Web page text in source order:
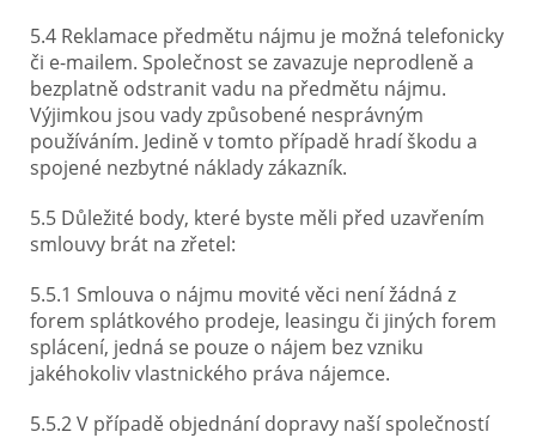
5.4 Reklamace předmětu nájmu je možná telefonicky
či e-mailem. Společnost se zavazuje neprodleně a
bezplatně odstranit vadu na předmětu nájmu.
Výjimkou jsou vady způsobené nesprávným
používáním. Jedině v tomto případě hradí škodu a
spojené nezbytné náklady zákazník.
5.5 Důležité body, které byste měli před uzavřením
smlouvy brát na zřetel:
5.5.1 Smlouva o nájmu movité věci není žádná z
forem splátkového prodeje, leasingu či jiných forem
splácení, jedná se pouze o nájem bez vzniku
jakéhokoliv vlastnického práva nájemce.
5.5.2 V případě objednání dopravy naší společností